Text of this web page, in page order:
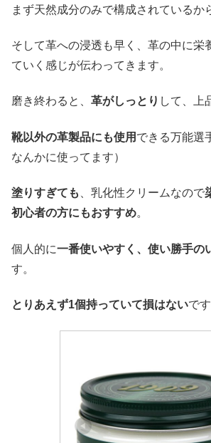
まず天然成分のみで構成されているか
そして革への浸透も早く、革の中に栄
ていく感じが伝わってきます。
磨き終わると、 革がしっとり して、上
靴以外の革製品にも使用 できる万能選
なんかに使ってます）
塗りすぎても 、乳化性クリームなので
初心者の方にもおすすめ。
個人的に一番使いやすく、使い勝手の
す。
とりあえず1個持っていて損はないです